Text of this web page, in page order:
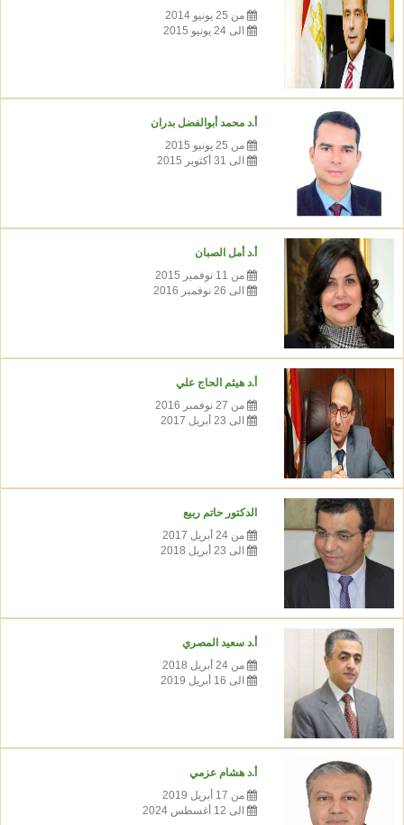
من 25 يونيو 2014
الى 24 يونيو 2015
أ.د محمد أبوالفضل بدران
من 25 يونيو 2015
الى 31 أكتوبر 2015
أ.د أمل الصبان
من 11 نوفمبر 2015
الى 26 نوفمبر 2016
أ.د هيثم الحاج علي
من 27 نوفمبر 2016
الى 23 أبريل 2017
الدكتور حاتم ربيع
من 24 أبريل 2017
الى 23 أبريل 2018
أ.د سعيد المصري
من 24 أبريل 2018
الى 16 أبريل 2019
أ.د هشام عزمي
من 17 أبريل 2019
الى 12 أغسطس 2024